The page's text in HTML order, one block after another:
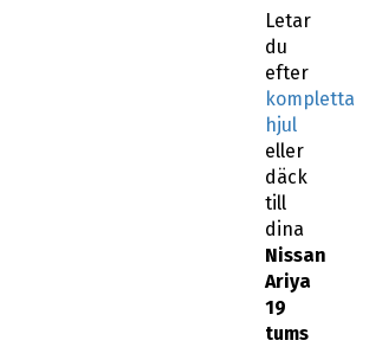
Letar
du
efter
kompletta
hjul
eller
däck
till
dina
Nissan
Ariya
19
tums